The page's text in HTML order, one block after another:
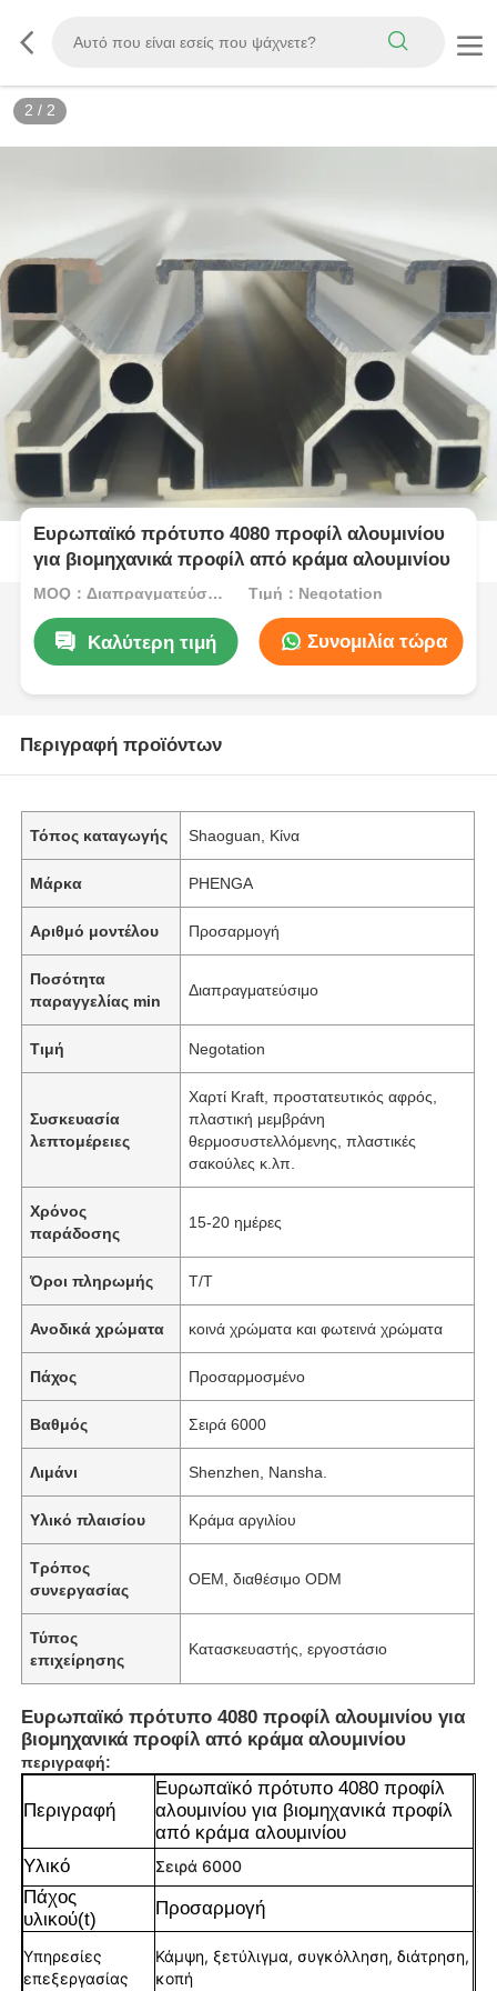
2 / 2
Ευρωπαϊκό πρότυπο 4080 προφίλ αλουμινίου
για βιομηχανικά προφίλ από κράμα αλουμινίου
MOQ：Διαπραγματεύσιμο Τιμή：Negotation
Καλύτερη τιμή Συνομιλία τώρα
Περιγραφή προϊόντων
Τόπος καταγωγής Shaoguan, Κίνα
Μάρκα PHENGA
Αριθμό μοντέλου Προσαρμογή
Ποσότητα
παραγγελίας min
Διαπραγματεύσιμο
Τιμή Negotation
Συσκευασία
λεπτομέρειες
Χαρτί Kraft, προστατευτικός αφρός,
πλαστική μεμβράνη
θερμοσυστελλόμενης, πλαστικές
σακούλες κ.λπ.
Χρόνος
παράδοσης
15-20 ημέρες
Όροι πληρωμής T/T
Ανοδικά χρώματα κοινά χρώματα και φωτεινά χρώματα
Πάχος Προσαρμοσμένο
Βαθμός Σειρά 6000
Λιμάνι Shenzhen, Nansha.
Υλικό πλαισίου Κράμα αργιλίου
Τρόπος
συνεργασίας
OEM, διαθέσιμο ODM
Τύπος
επιχείρησης
Κατασκευαστής, εργοστάσιο
Ευρωπαϊκό πρότυπο 4080 προφίλ αλουμινίου για
βιομηχανικά προφίλ από κράμα αλουμινίου
περιγραφή:
Περιγραφή
Ευρωπαϊκό πρότυπο 4080 προφίλ
αλουμινίου για βιομηχανικά προφίλ
από κράμα αλουμινίου
Υλικό
Σειρά 6000
Πάχος
υλικού(t)
Προσαρμογή
Υπηρεσίες
επεξεργασίας
Κάμψη, ξετύλιγμα, συγκόλληση, διάτρηση,
κοπή